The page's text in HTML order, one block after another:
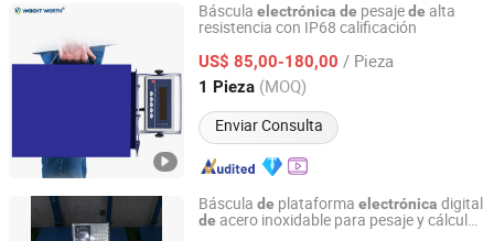
Báscula electrónica de pesajede alta
resistencia con IP68 calificación
US$ 85,00-180,00 / Pieza
1 Pieza (MOQ)
Enviar Consulta
QINGDAO WEIGHT WORTH AUTOMATION EQUIPMENT
CO., LTD.
Shandong, China
Báscula de plataforma electrónica digital
de acero inoxidable para pesaje y cálculo
Yongkang Huaying Weighing Apparatus Co., Ltd.